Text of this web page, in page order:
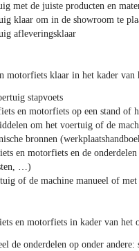
met de juiste producten en
klaar om in de showroom te
afleveringsklaar
motorfiets klaar in het kader van
stapvoets
en motorfiets op een stand of
om het voertuig of de
bronnen
en motorfiets en de
…)
of de machine manueel of
en motorfiets in kader van het
de onderdelen op onder